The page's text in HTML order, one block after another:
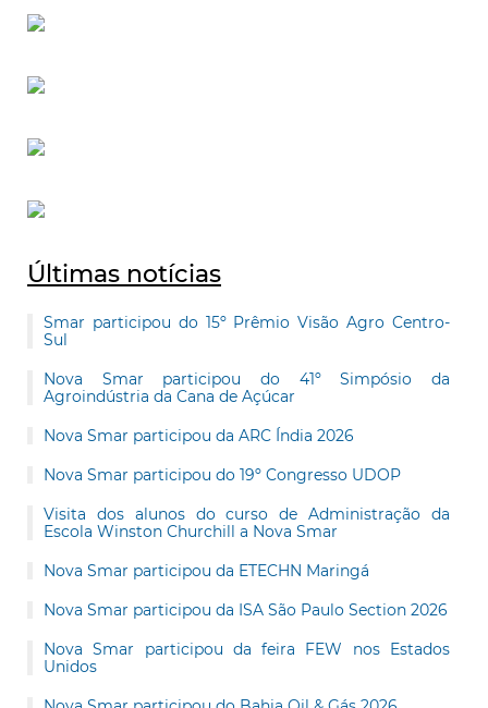
Últimas notícias
Smar participou do 15º Prêmio Visão Agro Centro-
Sul
Nova Smar participou do 41º Simpósio da
Agroindústria da Cana de Açúcar
Nova Smar participou da ARC Índia 2026
Nova Smar participou do 19º Congresso UDOP
Visita dos alunos do curso de Administração da
Escola Winston Churchill a Nova Smar
Nova Smar participou da ETECHN Maringá
Nova Smar participou da ISA São Paulo Section 2026
Nova Smar participou da feira FEW nos Estados
Unidos